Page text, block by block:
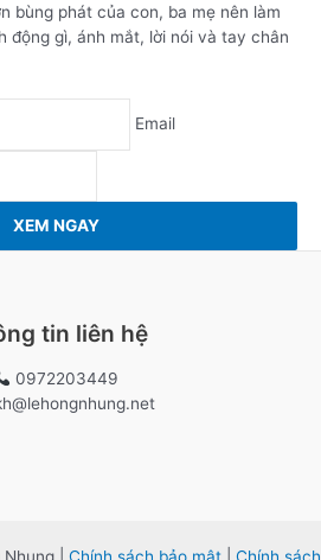
bùng phát của con, ba mẹ nên làm
động gì, ánh mắt, lời nói và tay chân
Email
XEM NGAY
tin liên hệ
0972203449